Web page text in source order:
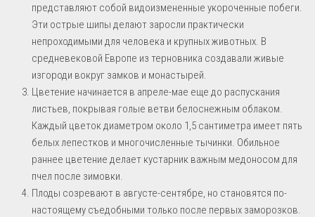
представляют собой видоизмененные укороченные побеги.
Эти острые шипы делают заросли практически
непроходимыми для человека и крупных животных. В
средневековой Европе из терновника создавали живые
изгороди вокруг замков и монастырей.
Цветение начинается в апреле-мае еще до распускания
листьев, покрывая голые ветви белоснежным облаком.
Каждый цветок диаметром около 1,5 сантиметра имеет пять
белых лепестков и многочисленные тычинки. Обильное
раннее цветение делает кустарник важным медоносом для
пчел после зимовки.
Плоды созревают в августе-сентябре, но становятся по-
настоящему съедобными только после первых заморозков.